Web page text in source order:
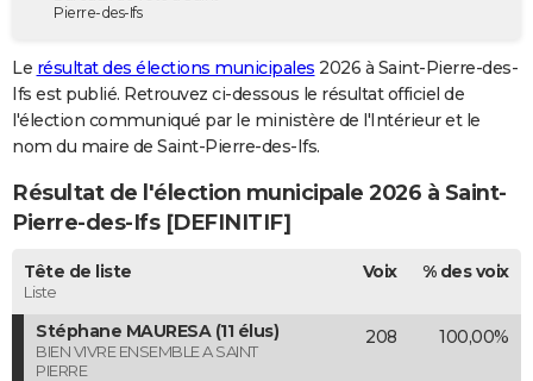
Destinations
City break
Voyage nature
Voyage de noces
Forum
GUIDES D'ACHAT
BONS PLANS
Carte de Noël
Carte Bonne année
Carte Saint-Valentin
Carte Pâques
Carte d'anniversaire
DICTIONNAIRE
Dictionnaire
Biographies
Citations
Expressions
Proverbes
PROGRAMME TV
COPAINS D'AVANT
S'inscrire
Se connecter
Lycées
Collèges
Primaires
Universités
Entreprises
Service militaire
Avis de recherche
AVIS DE DÉCÈS
Pierre-des-Ifs
Le résultat des élections municipales 2026 à Saint-Pierre-des-
Ifs est publié. Retrouvez ci-dessous le résultat officiel de
l'élection communiqué par le ministère de l'Intérieur et le
nom du maire de Saint-Pierre-des-Ifs.
Résultat de l'élection municipale 2026 à Saint-
Pierre-des-Ifs [DEFINITIF]
Tête de liste
Liste
Voix % des voix
Stéphane MAURESA (11 élus)
BIEN VIVRE ENSEMBLE A SAINT
PIERRE
208 100,00%